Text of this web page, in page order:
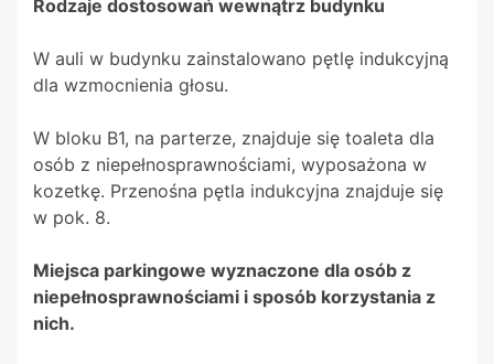
Rodzaje dostosowań wewnątrz budynku
W auli w budynku zainstalowano pętlę indukcyjną
dla wzmocnienia głosu.
W bloku B1, na parterze, znajduje się toaleta dla
osób z niepełnosprawnościami, wyposażona w
kozetkę. Przenośna pętla indukcyjna znajduje się
w pok. 8.
Miejsca parkingowe wyznaczone dla osób z
niepełnosprawnościami i sposób korzystania z
nich.